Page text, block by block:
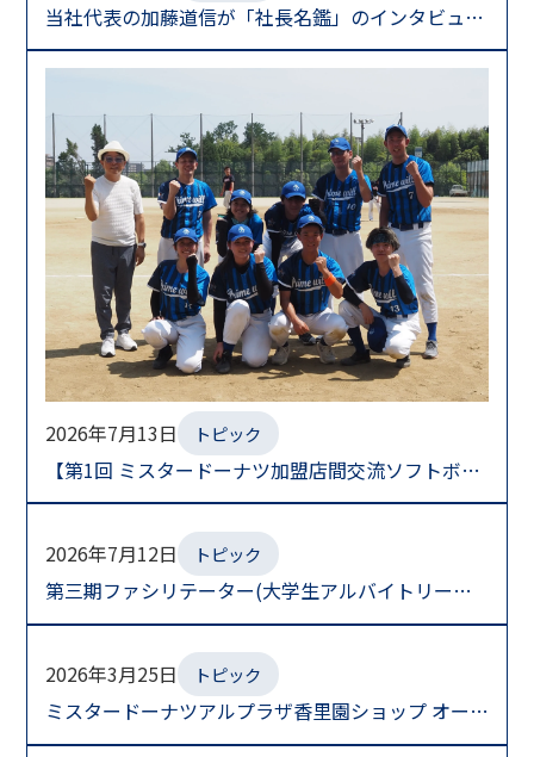
株式会社プライムウィル 分室
〒659-0091
当社代表の加藤道信が「社長名鑑」のインタビュー
を受け掲載されました。
2026年7月13日 トピック
【第1回 ミスタードーナツ加盟店間交流ソフトボー
ル大会開催】
2026年7月12日
トピック
第三期ファシリテーター(大学生アルバイトリーダ
ー)任命式を開催しました。
2026年3月25日
トピック
ミスタードーナツアルプラザ香里園ショップ オープ
ン